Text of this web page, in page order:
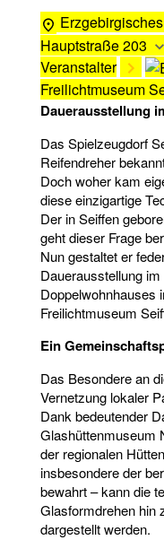
Hauptstraße 203
Veranstalter
Freilichtmuseum
Dauerausstellung
Das Spielzeugdorf
Reifendreher
Doch woher kam
diese einzigartige
Der in Seiffen
geht dieser Frage
Nun gestaltet er
Dauerausstellung
Doppelwohnhauses
Freilichtmuseum
Ein
Das Besondere an
Vernetzung lokaler
Dank bedeutender
Glashüttenmuseum
der regionalen
insbesondere der
bewahrt – kann die
Glasformdrehen hin
dargestellt werden.